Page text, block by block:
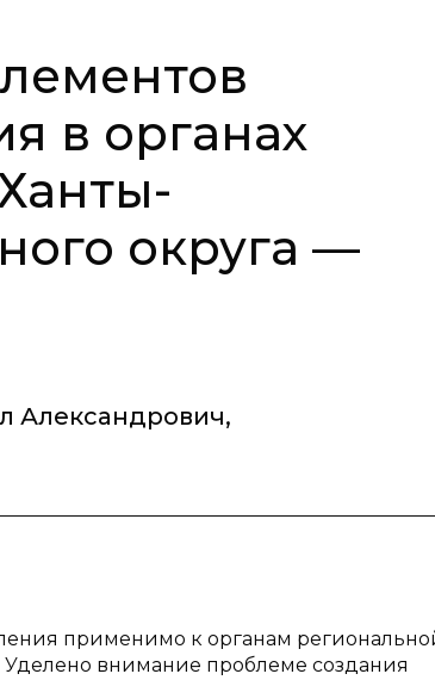
в органах
округа —
Александрович,
применимо к органам
внимание проблеме создания